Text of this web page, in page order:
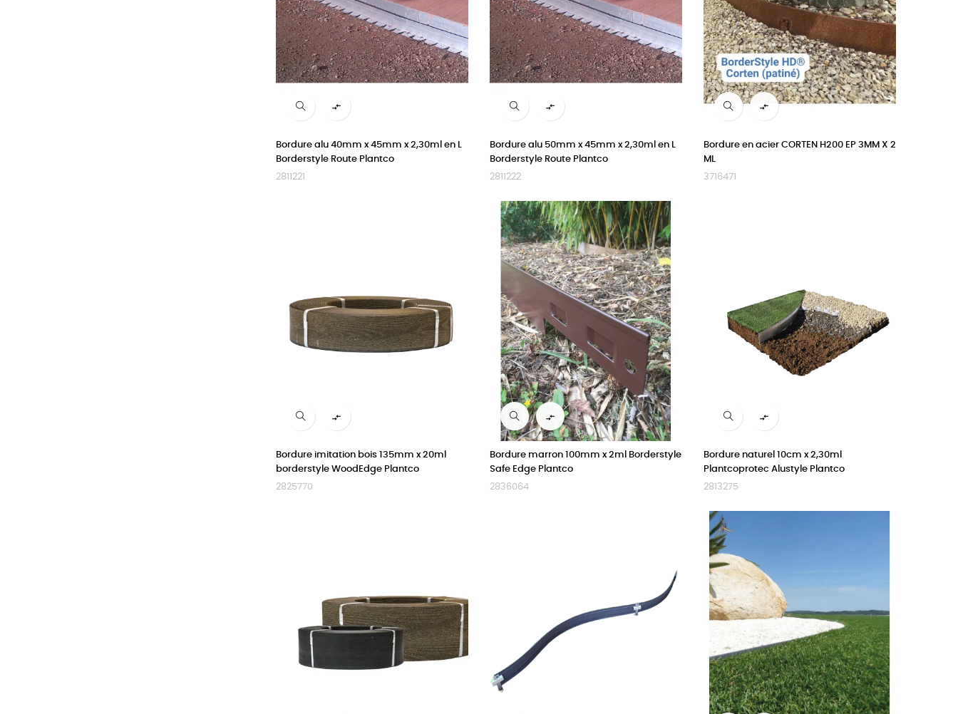

Bordure alu 40mm x 45mm x 2,30ml en L
Borderstyle Route Plantco
2811221

Bordure alu 50mm x 45mm x 2,30ml en L
Borderstyle Route Plantco
2811222

Bordure en acier CORTEN H200 EP 3MM X 2
ML
3716471

Bordure imitation bois 135mm x 20ml
borderstyle WoodEdge Plantco
2825770

Bordure marron 100mm x 2ml Borderstyle
Safe Edge Plantco
2836064

Bordure naturel 10cm x 2,30ml
Plantcoprotec Alustyle Plantco
2813275